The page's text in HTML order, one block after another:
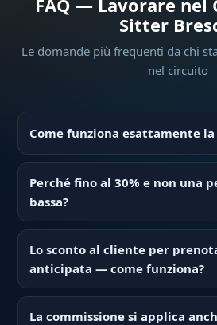
Sitter
Le domande più frequenti da chi
nel circuito
Come funziona esattamente
Perché fino al 30% e non una
bassa?
Lo sconto al cliente per
anticipata — come funziona?
La commissione si applica